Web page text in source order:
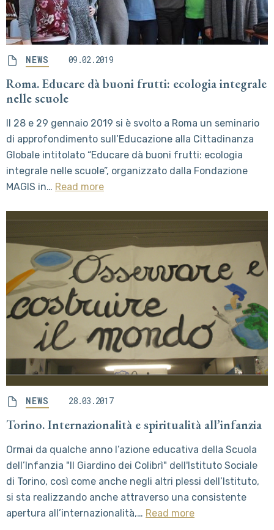
NEWS 09.02.2019
Roma. Educare dà buoni frutti: ecologia integrale
nelle scuole
Il 28 e 29 gennaio 2019 si è svolto a Roma un seminario
di approfondimento sull’Educazione alla Cittadinanza
Globale intitolato “Educare dà buoni frutti: ecologia
integrale nelle scuole”, organizzato dalla Fondazione
MAGIS in… Read more
NEWS 28.03.2017
Torino. Internazionalità e spiritualità all’infanzia
Ormai da qualche anno l’azione educativa della Scuola
dell’Infanzia "Il Giardino dei Colibrì" dell'Istituto Sociale
di Torino, così come anche negli altri plessi dell’Istituto,
si sta realizzando anche attraverso una consistente
apertura all’internazionalità,… Read more